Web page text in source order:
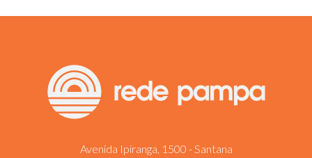
Avenida Ipiranga, 1500 - Santana